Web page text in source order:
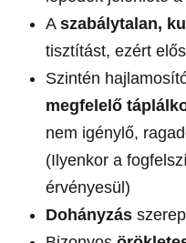
A szabálytalan,
tisztítást, ezért
Szintén
megfelelő
nem igénylő,
(Ilyenkor a
érvényesül)
Dohányzás